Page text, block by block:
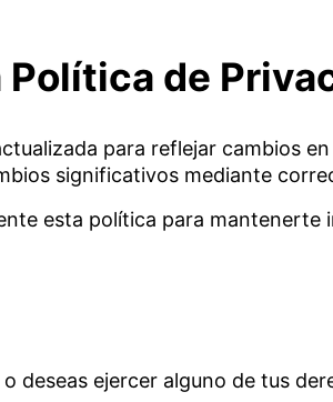
de
para reflejar cambios
significativos mediante
esta política para
deseas ejercer alguno de tus